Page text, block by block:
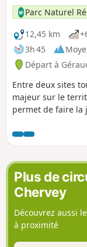
Parc Naturel
12,45 km
3h 45
Départ à
Entre deux sites
majeur sur le
permet de faire la
son golf, son
village de
moulin à vent.
Plus de
Chervey
Découvrez aussi
à proximité